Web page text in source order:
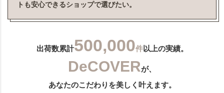
トも安心できるショップで選びたい。
出荷数累計500,000件以上の実績。
DeCOVERが、
あなたのこだわりを美しく叶えます。